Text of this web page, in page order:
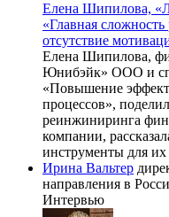
Елена Шипилова,
«Главная
отсутствие
Елена Шипилова,
Юнибэйк» ООО и
«Повышение
процессов»,
реинжиниринга
компании,
инструменты для их
Ирина Вальтер
направления в
Интервью